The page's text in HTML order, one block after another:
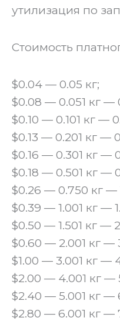
утилизация по
‍Стоимость
$0.04 — 0.05 кг;
$0.08 — 0.051 кг —
$0.10 — 0.101 кг —
$0.13 — 0.201 кг —
$0.16 — 0.301 кг —
$0.18 — 0.501 кг —
$0.26 — 0.750 кг —
$0.39 — 1.001 кг —
$0.50 — 1.501 кг —
$0.60 — 2.001 кг —
$1.00 — 3.001 кг —
$2.00 — 4.001 кг —
$2.40 — 5.001 кг —
$2.80 — 6.001 кг —